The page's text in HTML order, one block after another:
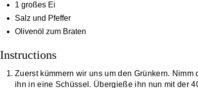
1 großes Ei
Salz und Pfeffer
Olivenöl zum Braten
Instructions
Zuerst kümmern wir uns um den Grünkern.
ihn in eine Schüssel. Übergieße ihn nun mit der